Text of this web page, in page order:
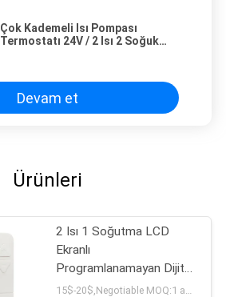
Çok Kademeli Isı Pompası
Termostatı 24V / 2 Isı 2 Soğuk
Devam et
Ürünleri
2 Isı 1 Soğutma LCD
Ekranlı
Programlanamayan Dijital
Isı Pompası Termostatı15$-20$,Negotiable MOQ:1 adet örnek / pazarlık edilebilir